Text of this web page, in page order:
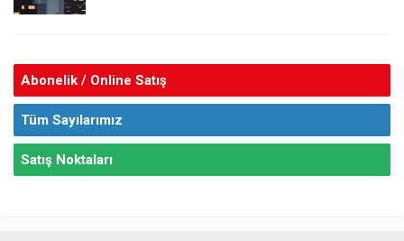
Abonelik / Online Satış
Tüm Sayılarımız
Satış Noktaları